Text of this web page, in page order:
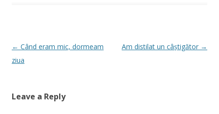
Post
navigation
← Când eram mic, dormeam
ziua
Am distilat un câștigător →
Leave a Reply